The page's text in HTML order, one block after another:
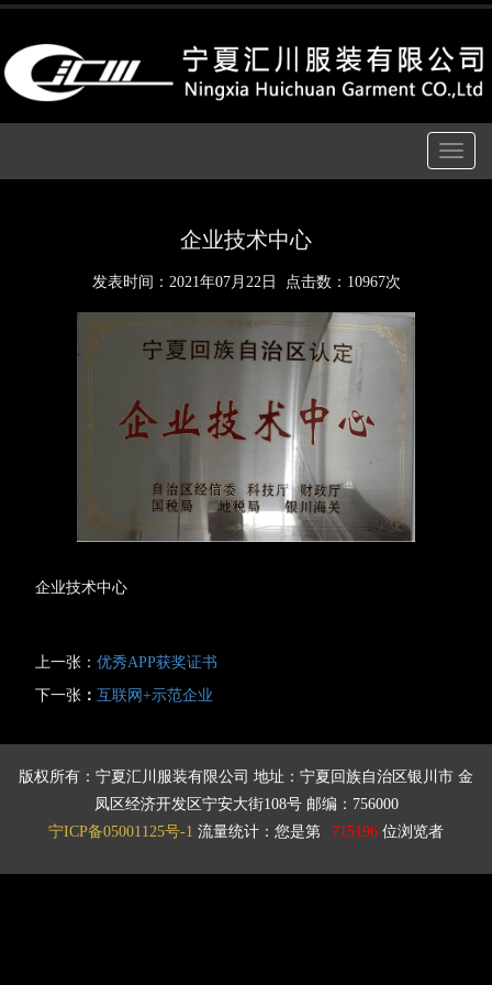
Toggle
企业技术中心
发表时间： 2021年07月22日 点击数：10967次
企业技术中心
上一张： 优秀APP获奖证书
下一张： 互联网+示范企业
版权所有：宁夏汇川服装有限公司 地址：宁夏回族自治区银川市 金
凤区经济开发区宁安大街108号 邮编：756000
宁ICP备05001125号-1 流量统计：您是第 715196 位浏览者